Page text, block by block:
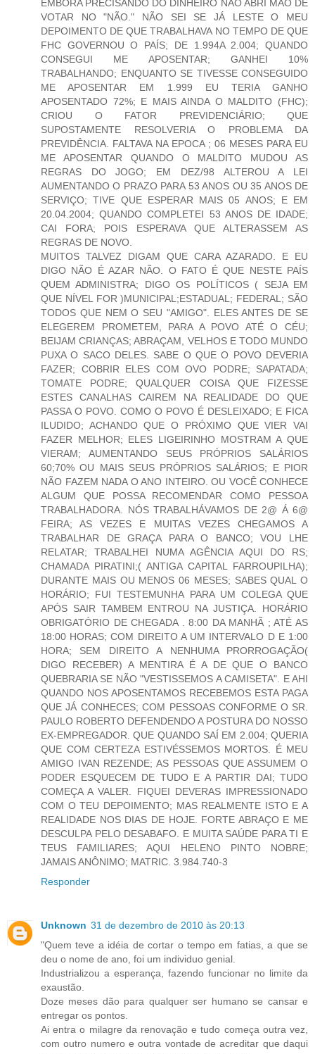
EMBORA PRECISANDO DO DINHEIRO NÃO ABRI MÃO DE
VOTAR NO "NÃO." NÃO SEI SE JÁ LESTE O MEU
DEPOIMENTO DE QUE TRABALHAVA NO TEMPO DE QUE
FHC GOVERNOU O PAÍS; DE 1.994A 2.004; QUANDO
CONSEGUI ME APOSENTAR; GANHEI 10%
TRABALHANDO; ENQUANTO SE TIVESSE CONSEGUIDO
ME APOSENTAR EM 1.999 EU TERIA GANHO
APOSENTADO 72%; E MAIS AINDA O MALDITO (FHC);
CRIOU O FATOR PREVIDENCIÁRIO; QUE
SUPOSTAMENTE RESOLVERIA O PROBLEMA DA
PREVIDÊNCIA. FALTAVA NA EPOCA ; 06 MESES PARA EU
ME APOSENTAR QUANDO O MALDITO MUDOU AS
REGRAS DO JOGO; EM DEZ/98 ALTEROU A LEI
AUMENTANDO O PRAZO PARA 53 ANOS OU 35 ANOS DE
SERVIÇO; TIVE QUE ESPERAR MAIS 05 ANOS; E EM
20.04.2004; QUANDO COMPLETEI 53 ANOS DE IDADE;
CAI FORA; POIS ESPERAVA QUE ALTERASSEM AS
REGRAS DE NOVO.
MUITOS TALVEZ DIGAM QUE CARA AZARADO. E EU
DIGO NÃO É AZAR NÃO. O FATO É QUE NESTE PAÍS
QUEM ADMINISTRA; DIGO OS POLÍTICOS ( SEJA EM
QUE NÍVEL FOR )MUNICIPAL;ESTADUAL; FEDERAL; SÃO
TODOS QUE NEM O SEU "AMIGO". ELES ANTES DE SE
ELEGEREM PROMETEM, PARA A POVO ATÉ O CÉU;
BEIJAM CRIANÇAS; ABRAÇAM, VELHOS E TODO MUNDO
PUXA O SACO DELES. SABE O QUE O POVO DEVERIA
FAZER; COBRIR ELES COM OVO PODRE; SAPATADA;
TOMATE PODRE; QUALQUER COISA QUE FIZESSE
ESTES CANALHAS CAIREM NA REALIDADE DO QUE
PASSA O POVO. COMO O POVO É DESLEIXADO; E FICA
ILUDIDO; ACHANDO QUE O PRÓXIMO QUE VIER VAI
FAZER MELHOR; ELES LIGEIRINHO MOSTRAM A QUE
VIERAM; AUMENTANDO SEUS PRÓPRIOS SALÁRIOS
60;70% OU MAIS SEUS PRÓPRIOS SALÁRIOS; E PIOR
NÃO FAZEM NADA O ANO INTEIRO. OU VOCÊ CONHECE
ALGUM QUE POSSA RECOMENDAR COMO PESSOA
TRABALHADORA. NÓS TRABALHÁVAMOS DE 2@ Á 6@
FEIRA; AS VEZES E MUITAS VEZES CHEGAMOS A
TRABALHAR DE GRAÇA PARA O BANCO; VOU LHE
RELATAR; TRABALHEI NUMA AGÊNCIA AQUI DO RS;
CHAMADA PIRATINI;( ANTIGA CAPITAL FARROUPILHA);
DURANTE MAIS OU MENOS 06 MESES; SABES QUAL O
HORÁRIO; FUI TESTEMUNHA PARA UM COLEGA QUE
APÓS SAIR TAMBEM ENTROU NA JUSTIÇA. HORÁRIO
OBRIGATÓRIO DE CHEGADA . 8:00 DA MANHÃ ; ATÉ AS
18:00 HORAS; COM DIREITO A UM INTERVALO D E 1:00
HORA; SEM DIREITO A NENHUMA PRORROGAÇÃO(
DIGO RECEBER) A MENTIRA É A DE QUE O BANCO
QUEBRARIA SE NÃO "VESTISSEMOS A CAMISETA". E AHI
QUANDO NOS APOSENTAMOS RECEBEMOS ESTA PAGA
QUE JÁ CONHECES; COM PESSOAS CONFORME O SR.
PAULO ROBERTO DEFENDENDO A POSTURA DO NOSSO
EX-EMPREGADOR. QUE QUANDO SAÍ EM 2.004; QUERIA
QUE COM CERTEZA ESTIVÉSSEMOS MORTOS. É MEU
AMIGO IVAN REZENDE; AS PESSOAS QUE ASSUMEM O
PODER ESQUECEM DE TUDO E A PARTIR DAI; TUDO
COMEÇA A VALER. FIQUEI DEVERAS IMPRESSIONADO
COM O TEU DEPOIMENTO; MAS REALMENTE ISTO E A
REALIDADE NOS DIAS DE HOJE. FORTE ABRAÇO E ME
DESCULPA PELO DESABAFO. E MUITA SAÚDE PARA TI E
TEUS FAMILIARES; AQUI HELENO PINTO NOBRE;
JAMAIS ANÔNIMO; MATRIC. 3.984.740-3
Responder
Unknown 31 de dezembro de 2010 às 20:13
"Quem teve a idéia de cortar o tempo em fatias, a que se
deu o nome de ano, foi um individuo genial.
Industrializou a esperança, fazendo funcionar no limite da
exaustão.
Doze meses dão para qualquer ser humano se cansar e
entregar os pontos.
Ai entra o milagre da renovação e tudo começa outra vez,
com outro numero e outra vontade de acreditar que daqui